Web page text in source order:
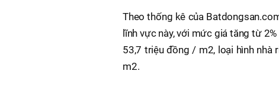
Theo thống kê của
lĩnh vực này, với mức giá tăng từ
53,7 triệu đồng / m2, loại hình
m2.